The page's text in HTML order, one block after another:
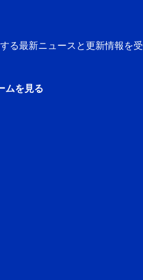
る最新ニュースと更新情報を受
ムを見る